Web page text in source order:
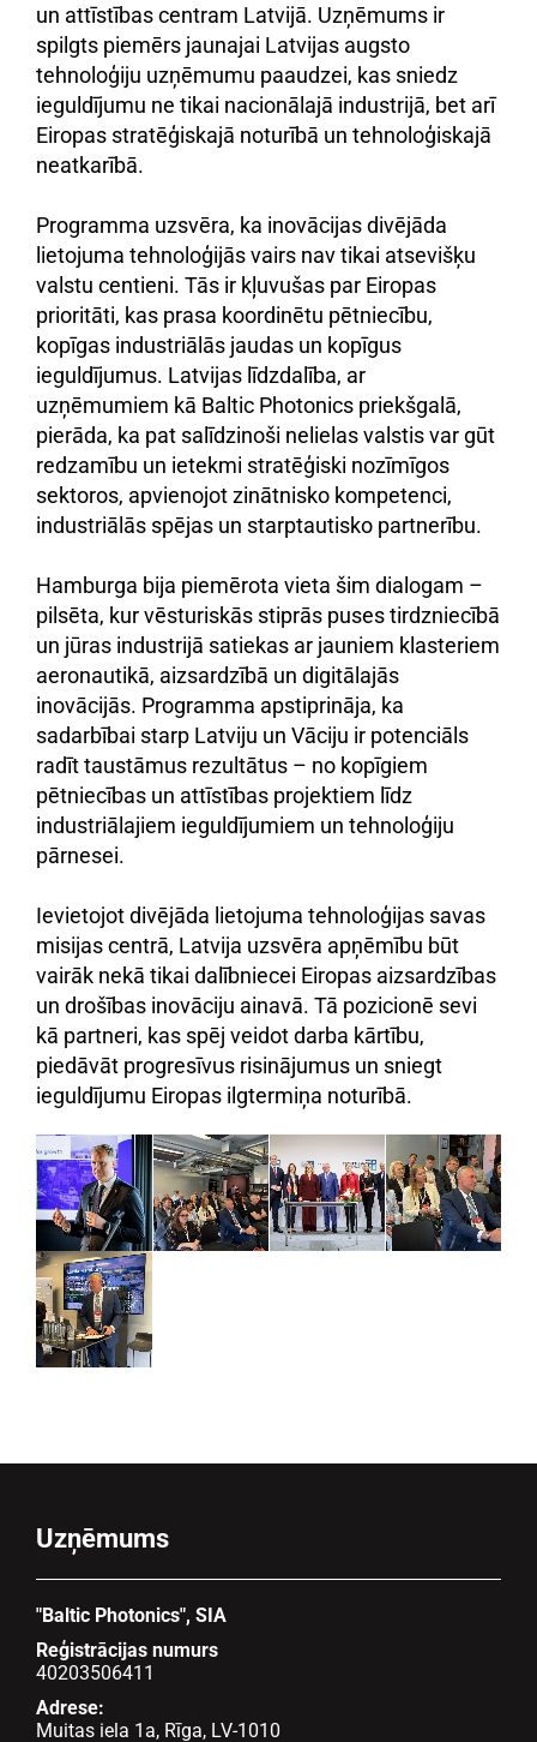
un attīstības centram Latvijā. Uzņēmums ir
spilgts piemērs jaunajai Latvijas augsto
tehnoloģiju uzņēmumu paaudzei, kas sniedz
ieguldījumu ne tikai nacionālajā industrijā, bet arī
Eiropas stratēģiskajā noturībā un tehnoloģiskajā
neatkarībā.
Programma uzsvēra, ka inovācijas divējāda
lietojuma tehnoloģijās vairs nav tikai atsevišķu
valstu centieni. Tās ir kļuvušas par Eiropas
prioritāti, kas prasa koordinētu pētniecību,
kopīgas industriālās jaudas un kopīgus
ieguldījumus. Latvijas līdzdalība, ar
uzņēmumiem kā Baltic Photonics priekšgalā,
pierāda, ka pat salīdzinoši nelielas valstis var gūt
redzamību un ietekmi stratēģiski nozīmīgos
sektoros, apvienojot zinātnisko kompetenci,
industriālās spējas un starptautisko partnerību.
Hamburga bija piemērota vieta šim dialogam –
pilsēta, kur vēsturiskās stiprās puses tirdzniecībā
un jūras industrijā satiekas ar jauniem klasteriem
aeronautikā, aizsardzībā un digitālajās
inovācijās. Programma apstiprināja, ka
sadarbībai starp Latviju un Vāciju ir potenciāls
radīt taustāmus rezultātus – no kopīgiem
pētniecības un attīstības projektiem līdz
industriālajiem ieguldījumiem un tehnoloģiju
pārnesei.
Ievietojot divējāda lietojuma tehnoloģijas savas
misijas centrā, Latvija uzsvēra apņēmību būt
vairāk nekā tikai dalībniecei Eiropas aizsardzības
un drošības inovāciju ainavā. Tā pozicionē sevi
kā partneri, kas spēj veidot darba kārtību,
piedāvāt progresīvus risinājumus un sniegt
ieguldījumu Eiropas ilgtermiņa noturībā.
Uzņēmums
"Baltic Photonics", SIA
Reģistrācijas numurs
40203506411
Adrese:
Muitas iela 1a, Rīga, LV-1010